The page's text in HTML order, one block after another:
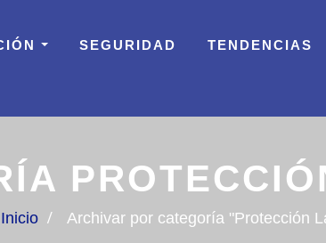
SEGURIDAD TENDENCIAS
Inicio Archivar por categoría "Protección